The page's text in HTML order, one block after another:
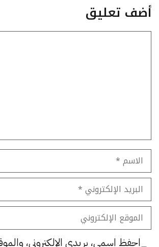
أضف تعليق
الاسم
البريد
الإلكتروني
الموقع
الإلكتروني
احفظ اسمي، بريدي الإلكتروني،